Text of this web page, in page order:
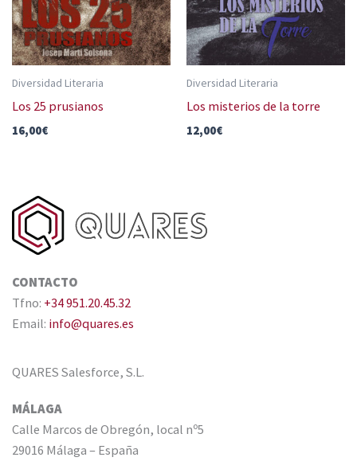
Diversidad Literaria
Los 25 prusianos
16,00€
Diversidad Literaria
Los misterios de la torre
12,00€
CONTACTO
Tfno: +34 951.20.45.32
Email: info@quares.es
QUARES Salesforce, S.L.
MÁLAGA
Calle Marcos de Obregón, local nº5
29016 Málaga – España